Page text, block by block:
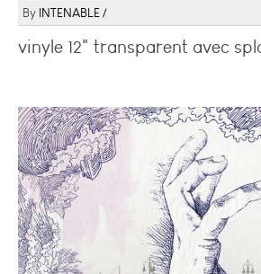
INTENABLE
vinyle 12" transparent avec